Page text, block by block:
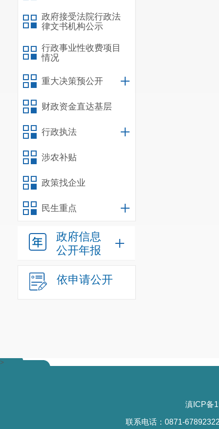
政府接受法院行政法
律文书机构公示
行政事业性收费项目
情况
重大决策预公开
财政资金直达基层
行政执法
涉农补贴
政策找企业
民生重点
政府信息
公开年报
依申请公开
全体党员
(晋宁博
>
滇ICP备
联系电话：0871-